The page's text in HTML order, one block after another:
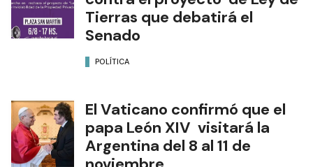
Formosa se moviliza hoy
contra el proyecto de Ley de
Tierras que debatirá el
Senado
El Vaticano confirmó que el
papa León XIV visitará la